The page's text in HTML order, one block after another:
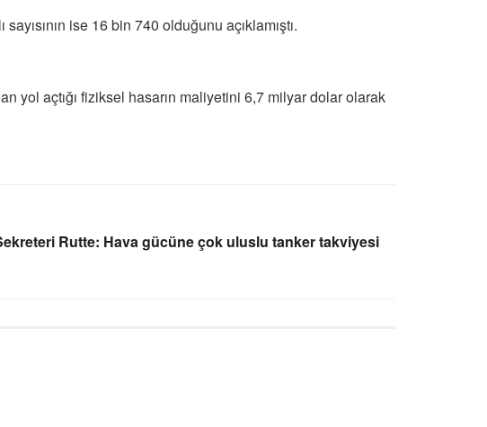
ise 16 bin 740 olduğunu açıklamıştı.
yol açtığı fiziksel hasarın maliyetini 6,7 milyar dolar olarak
Rutte: Hava gücüne çok uluslu tanker takviyesi